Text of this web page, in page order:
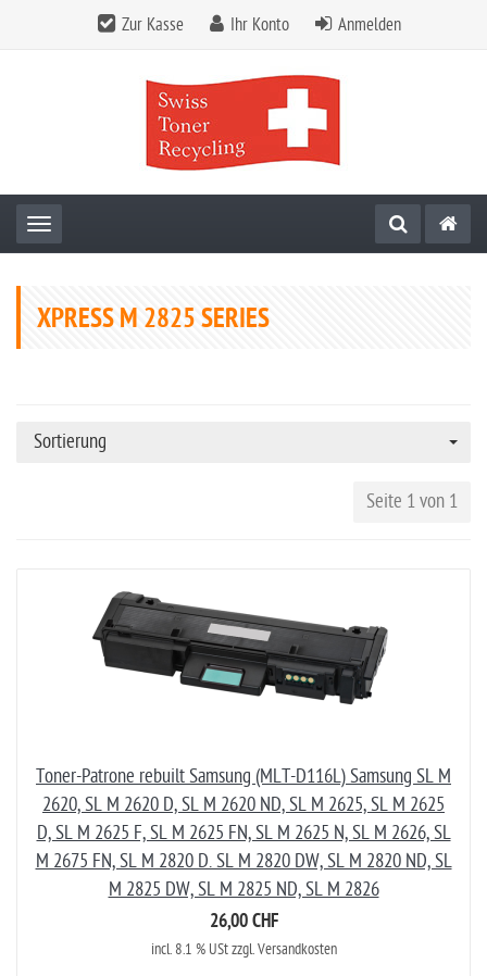
Zur Kasse Ihr Konto Anmelden
Toggle navigation
XPRESS M 2825 SERIES
Sortierung
Seite 1 von 1
Toner-Patrone rebuilt Samsung (MLT-D116L) Samsung SL M
2620, SL M 2620 D, SL M 2620 ND, SL M 2625, SL M 2625
D, SL M 2625 F, SL M 2625 FN, SL M 2625 N, SL M 2626, SL
M 2675 FN, SL M 2820 D. SL M 2820 DW, SL M 2820 ND, SL
M 2825 DW, SL M 2825 ND, SL M 2826
26,00 CHF
incl. 8.1 % USt zzgl. Versandkosten